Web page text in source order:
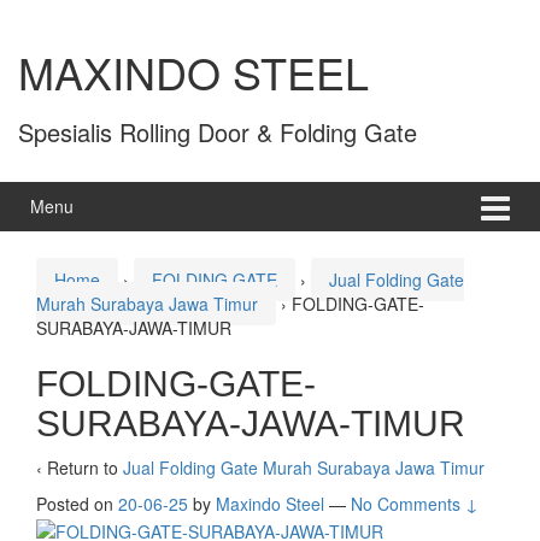
MAXINDO STEEL
Spesialis Rolling Door & Folding Gate
Menu
Home › FOLDING GATE ›
Jual Folding Gate
Murah Surabaya Jawa Timur
› FOLDING-GATE-
SURABAYA-JAWA-TIMUR
FOLDING-GATE-
SURABAYA-JAWA-TIMUR
‹ Return to Jual Folding Gate Murah Surabaya Jawa Timur
Posted on 20-06-25 by Maxindo Steel — No Comments ↓